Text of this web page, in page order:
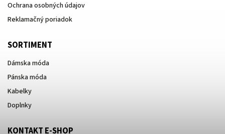
Ochrana osobných údajov
Reklamačný poriadok
SORTIMENT
Dámska móda
Pánska móda
Kabelky
Doplnky
KONTAKT E-SHOP